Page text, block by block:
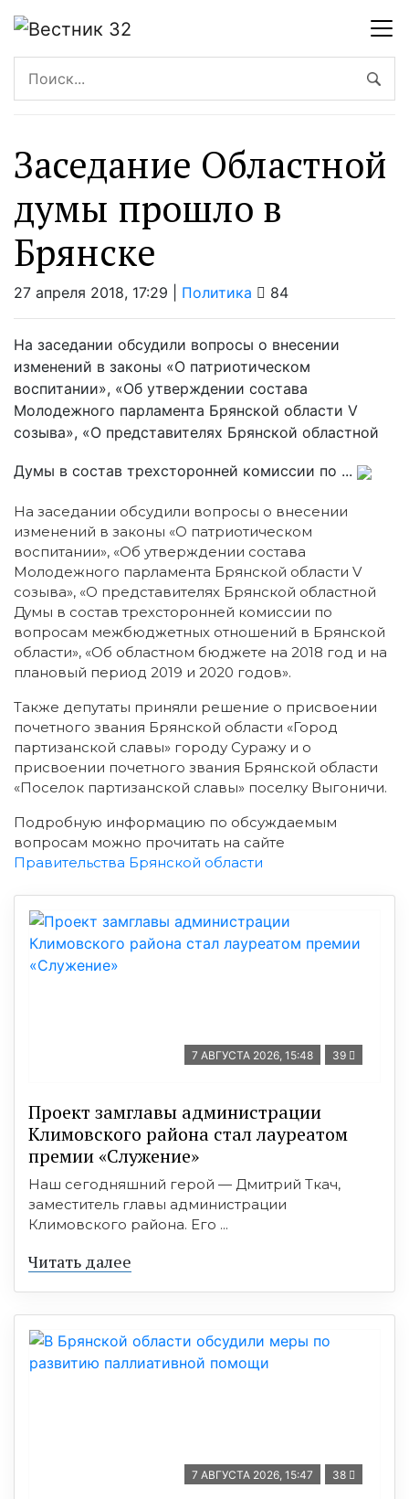
Заседание Областной
думы прошло в
Брянске
27 апреля 2018, 17:29 | Политика 84
На заседании обсудили вопросы о внесении
изменений в законы «О патриотическом
воспитании», «Об утверждении состава
Молодежного парламента Брянской области V
созыва», «О представителях Брянской областной
Думы в состав трехсторонней комиссии по ...
На заседании обсудили вопросы о внесении
изменений в законы «О патриотическом
воспитании», «Об утверждении состава
Молодежного парламента Брянской области V
созыва», «О представителях Брянской областной
Думы в состав трехсторонней комиссии по
вопросам межбюджетных отношений в Брянской
области», «Об областном бюджете на 2018 год и на
плановый период 2019 и 2020 годов».
Также депутаты приняли решение о присвоении
почетного звания Брянской области «Город
партизанской славы» городу Суражу и о
присвоении почетного звания Брянской области
«Поселок партизанской славы» поселку Выгоничи.
Подробную информацию по обсуждаемым
вопросам можно прочитать на сайте
Правительства Брянской области
7 АВГУСТА 2026, 15:48 39
Проект замглавы администрации
Климовского района стал лауреатом
премии «Служение»
Наш сегодняшний герой — Дмитрий Ткач,
заместитель главы администрации
Климовского района. Его ...
Читать далее
7 АВГУСТА 2026, 15:47 38